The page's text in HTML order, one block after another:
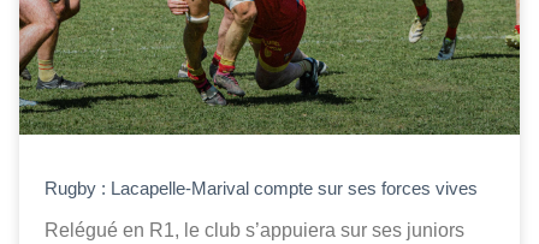
Rugby : Lacapelle-Marival compte sur ses forces vives
Relégué en R1, le club s’appuiera sur ses juniors